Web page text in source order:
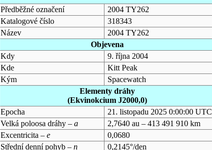
Předběžné označení
2004 TY262
Katalogové číslo
318343
Název
2004 TY262
Objevena
Kdy
9. října 2004
Kde
Kitt Peak
Kým
Spacewatch
Elementy dráhy
(Ekvinokcium J2000,0)
Epocha
21. listopadu 2025 0:00:00 UTC
Velká poloosa dráhy – a
2,7640 au – 413 491 910 km
Excentricita – e
0,0680
Střední denní pohyb – n
0,2145°/den